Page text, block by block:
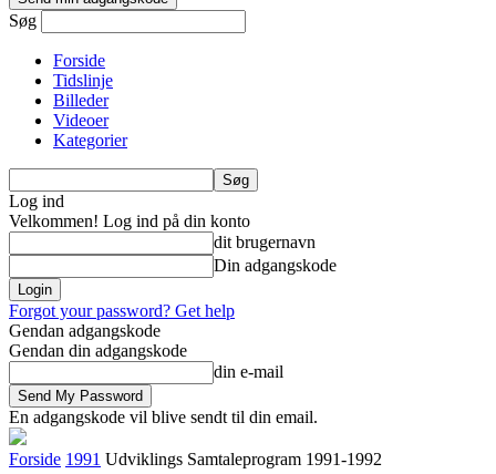
Søg
Forside
Tidslinje
Billeder
Videoer
Kategorier
Log ind
Velkommen! Log ind på din konto
dit brugernavn
Din adgangskode
Forgot your password? Get help
Gendan adgangskode
Gendan din adgangskode
din e-mail
En adgangskode vil blive sendt til din email.
Forside 1991 Udviklings Samtaleprogram 1991-1992